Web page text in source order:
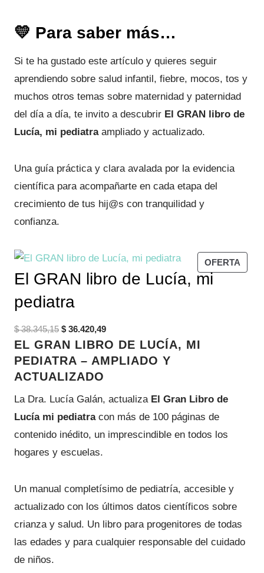
💛 Para saber más…
Si te ha gustado este artículo y quieres seguir
aprendiendo sobre salud infantil, fiebre, mocos, tos y
muchos otros temas sobre maternidad y paternidad
del día a día, te invito a descubrir El GRAN libro de
Lucía, mi pediatraampliado y actualizado.
Una guía práctica y clara avalada por la evidencia
científica para acompañarte en cada etapa del
crecimiento de tus hij@s con tranquilidad y
confianza.
OFERTAP
El GRAN libro de Lucía, mi
pediatra
$38.345,15 E
p
c
i
o
o
i
n
a
$ 36.420,49E
l
p
c
i
o
a
l
e
EL GRAN LIBRO DE LUCÍA, MI
PEDIATRA – AMPLIADO Y
ACTUALIZADO
La Dra. Lucía Galán, actualiza El Gran Libro de
Lucía mi pediatracon más de 100 páginas de
contenido inédito, un imprescindible en todos los
hogares y escuelas.
Un manual completísimo de pediatría, accesible y
actualizado con los últimos datos científicos sobre
crianza y salud. Un libro para progenitores de todas
las edades y para cualquier responsable del cuidado
de niños.